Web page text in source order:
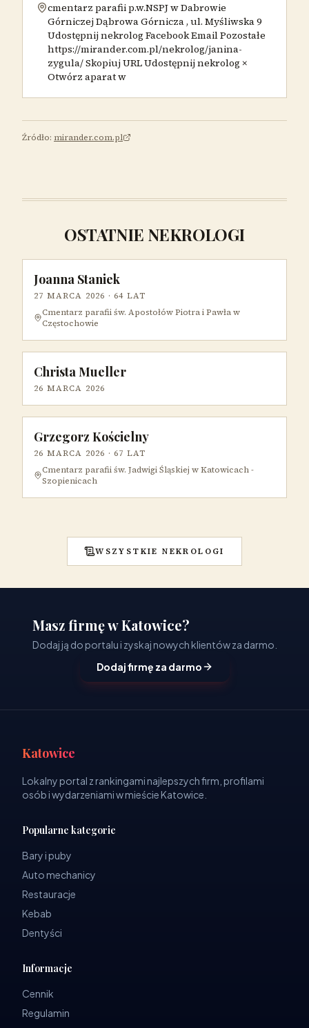
cmentarz parafii p.w.NSPJ w Dabrowie
Górniczej Dąbrowa Górnicza , ul. Myśliwska 9
Udostępnij nekrolog Facebook Email Pozostałe
https://mirander.com.pl/nekrolog/janina-
zygula/ Skopiuj URL Udostępnij nekrolog ×
Otwórz aparat w
Źródło: mirander.com.pl
OSTATNIE NEKROLOGI
Joanna Staniek
27 MARCA 2026 · 64 LAT
Cmentarz parafii św. Apostołów Piotra i Pawła w
Częstochowie
Christa Mueller
26 MARCA 2026
Grzegorz Kościelny
26 MARCA 2026 · 67 LAT
Cmentarz parafii św. Jadwigi Śląskiej w Katowicach -
Szopienicach
WSZYSTKIE NEKROLOGI
Masz firmę w Katowice?
Dodaj ją do portalu i zyskaj nowych klientów za darmo.
Dodaj firmę za darmo
Katowice
Lokalny portal z rankingami najlepszych firm, profilami
osób i wydarzeniami w mieście Katowice.
Popularne kategorie
Bary i puby
Auto mechanicy
Restauracje
Kebab
Dentyści
Informacje
Cennik
Regulamin